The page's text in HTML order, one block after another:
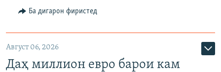
Ба дигарон фиристед
Август 06, 2026
Даҳ миллион евро барои кам